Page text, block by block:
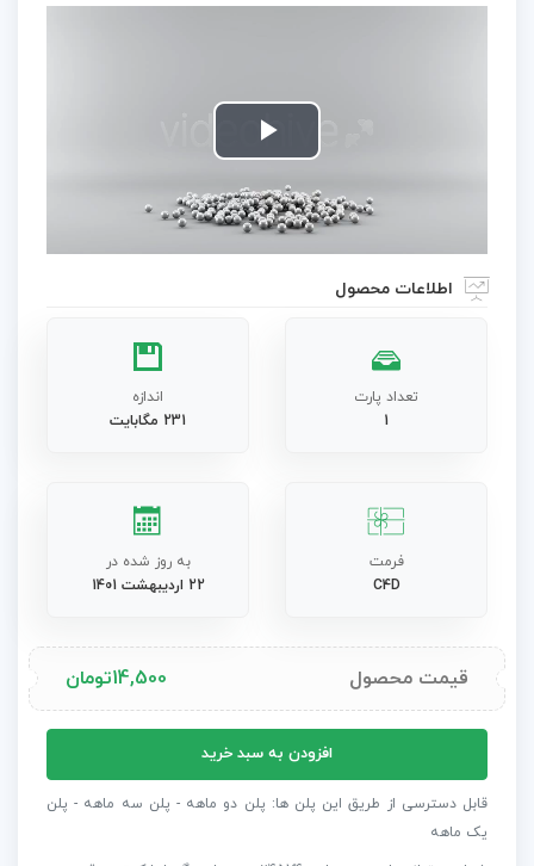
Play
Video
اطلاعات محصول
تعداد پارت
1
اندازه
231 مگابایت
فرمت
C4D
به روز شده در
22 اردیبهشت 1401
قیمت محصول 14,500تومان
4D
شمارش
افزودن به سبد خرید
قابل دسترسی از طریق این پلن ها: پلن دو ماهه - پلن سه ماهه - پلن
یک ماهه